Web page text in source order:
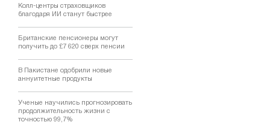
Колл-центры страховщиков
благодаря ИИ станут быстрее
Британские пенсионеры могут
получить до £7 620 сверх пенсии
В Пакистане одобрили новые
аннуитетные продукты
Ученые научились прогнозировать
продолжительность жизни с
точностью 99,7%